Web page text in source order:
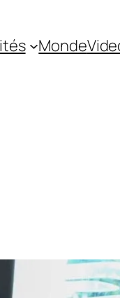
Monde